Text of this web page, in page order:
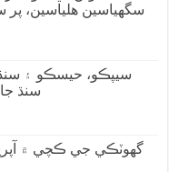
سگهياسين هلياسين، پر
سيپڪو، حيسڪو ۽
سنڌ جا127 ارب رپيا ٻڏي ويا؟
گهوٽڪي جي ڪچي ۾